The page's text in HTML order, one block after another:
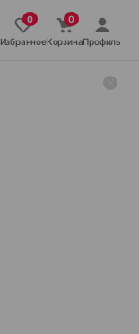
ИзбранноеКорзинаПрофиль